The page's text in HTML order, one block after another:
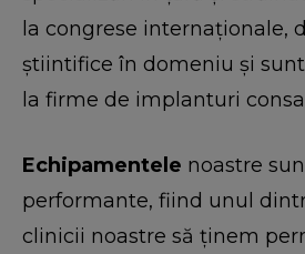
la congrese internaționale,
ştiintifice în domeniu şi
la firme de implanturi
Echipamentele noastre
performante, fiind unul
clinicii noastre să ținem